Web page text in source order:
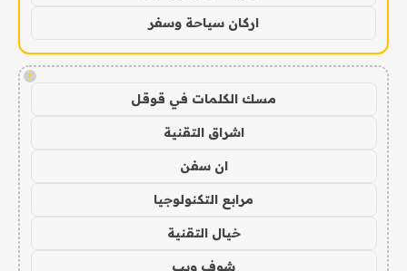
اركان سياحة وسفر
!
مسك الكلمات في قوقل
اشراق التقنية
ان سفن
مرابع التكنولوجيا
خيال التقنية
شوف ويب